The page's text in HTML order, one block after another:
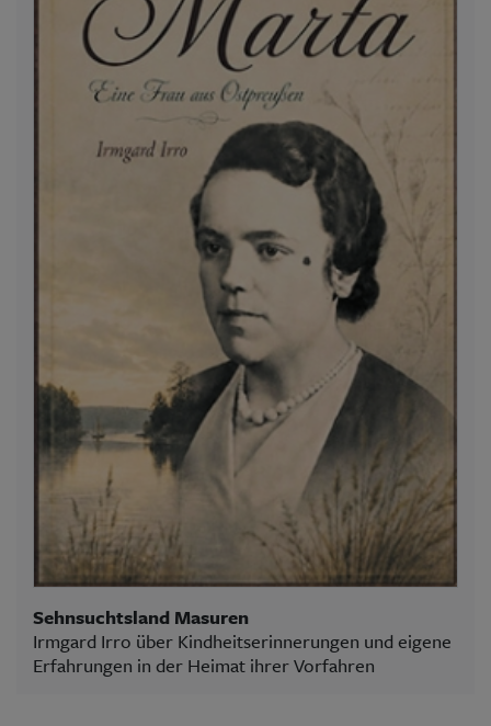
Sehnsuchtsland Masuren
Irmgard Irro über Kindheitserinnerungen und eigene
Erfahrungen in der Heimat ihrer Vorfahren